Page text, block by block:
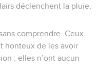
déclenchent la pluie,
comprendre. Ceux
honteux de les avoir
: elles n’ont aucun